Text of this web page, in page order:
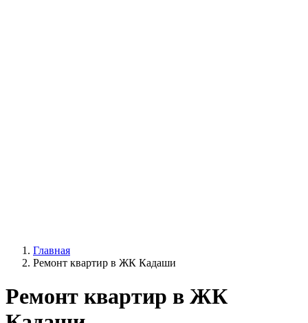
Главная
Ремонт квартир в ЖК Кадаши
Ремонт квартир в ЖК